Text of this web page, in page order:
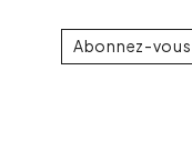
Abonnez-vous